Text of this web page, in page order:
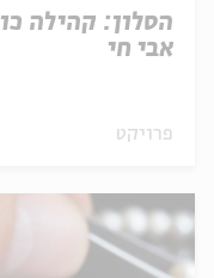
הסלון: קהילה
אבי חי
פרויקט